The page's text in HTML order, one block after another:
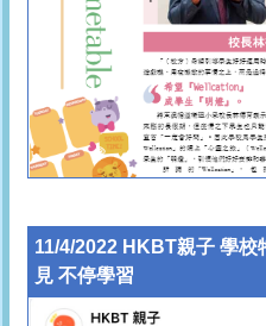
11/4/2022 HKBT親子 學校
見 不停學習